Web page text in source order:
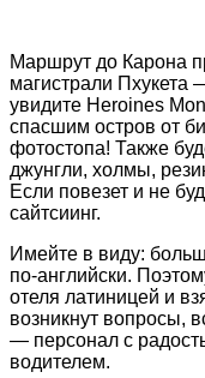
Маршрут до Карона
магистрали Пхукета
увидите Heroines
спасшим остров от
фотостопа! Также
джунгли, холмы,
Если повезет и не
сайтсиинг.
Имейте в виду:
по-английски.
отеля латиницей и
возникнут вопросы,
— персонал с
водителем.